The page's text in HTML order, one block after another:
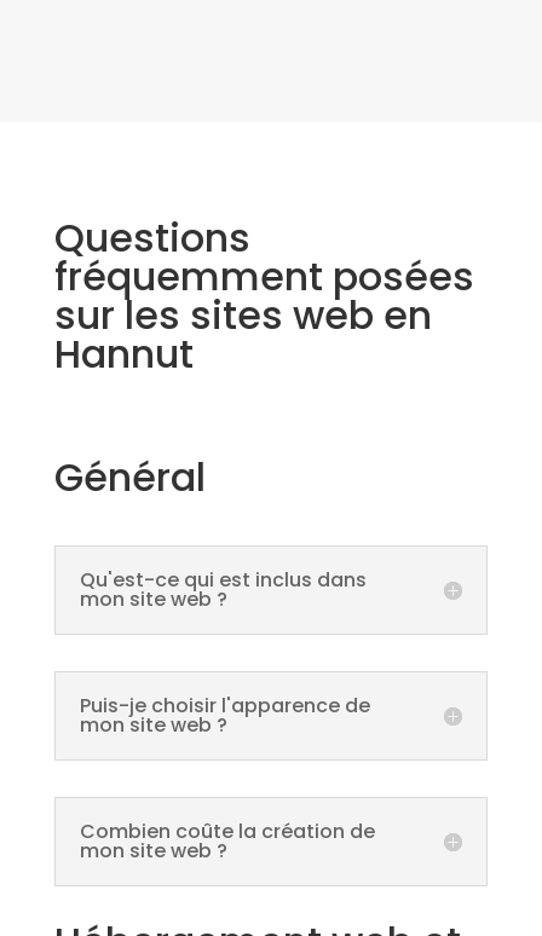
Questions
fréquemment posées
sur les sites web en
Hannut
Général
Qu'est-ce qui est inclus dans
mon site web ?
Puis-je choisir l'apparence de
mon site web ?
Combien coûte la création de
mon site web ?